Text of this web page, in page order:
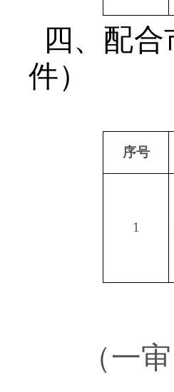
四、配
件）
序号
1
（一